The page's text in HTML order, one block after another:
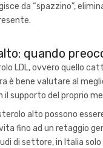
da “spazzino”,
quando
LDL, ovvero quello
è bene valutare al
il supporto del proprio
alto possono
fino ad un retaggio
di settore, in Italia solo